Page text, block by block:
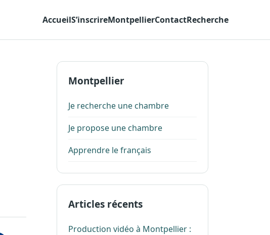
AccueilS’inscrireMontpellierContactRecherche
Montpellier
Je recherche une chambre
Je propose une chambre
Apprendre le français
Articles récents
Production vidéo à Montpellier :